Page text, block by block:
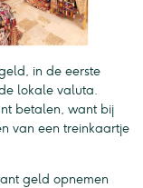
in de eerste
lokale valuta.
betalen, want bij
van een treinkaartje
geld opnemen